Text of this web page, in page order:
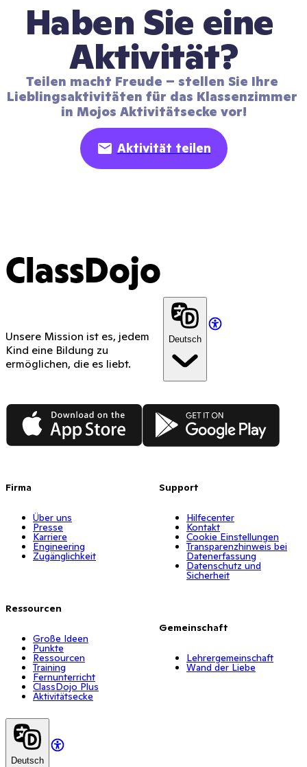
Haben Sie eine
Aktivität?
Teilen macht Freude – stellen Sie Ihre
Lieblingsaktivitäten für das Klassenzimmer
in Mojos Aktivitätsecke vor!
Aktivität teilen
ClassDojo
Unsere Mission ist es, jedem
Kind eine Bildung zu
ermöglichen, die es liebt.
Deutsch
App Store Google Play
Firma
Über uns
Presse
Karriere
Engineering
Zugänglichkeit
Ressourcen
Große Ideen
Punkte
Ressourcen
Training
Fernunterricht
ClassDojo Plus
Aktivitätsecke
Support
Hilfecenter
Kontakt
Cookie Einstellungen
Transparenzhinweis bei
Datenerfassung
Datenschutz und
Sicherheit
Gemeinschaft
Lehrergemeinschaft
Wand der Liebe
Deutsch